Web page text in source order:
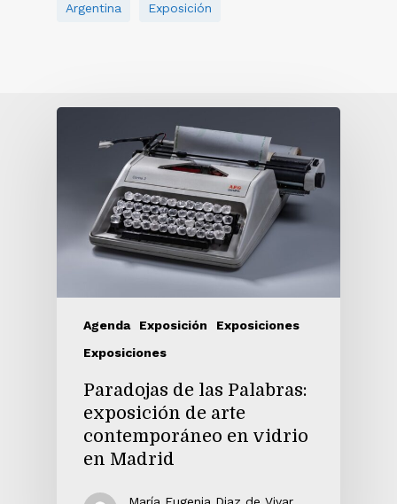
Argentina Exposición
Agenda Exposición
Exposiciones
Exposiciones
Paradojas de las Palabras:
exposición de arte
contemporáneo en vidrio
en Madrid